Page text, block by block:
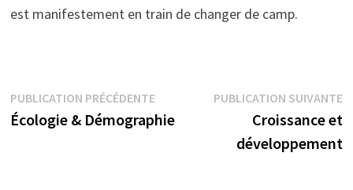
est manifestement en train de changer de camp.
Navigation
de
PUBLICATION PRÉCÉDENTEPublication
précédente :
Écologie & Démographie
PUBLICATION SUIVANTE
Croissance et
développement